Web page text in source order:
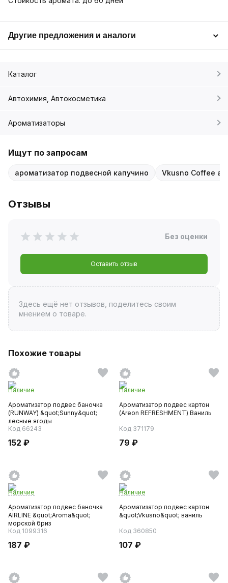
Другие предложения и аналоги
Каталог
Автохимия, Автокосметика
Ароматизаторы
Ищут по запросам
ароматизатор подвесной капучино Vkusno Coffee
Отзывы
Без оценки
Оставить отзыв
Здесь ещё нет отзывов, поделитесь своим
мнением о товаре.
Похожие товары
Наличие
Ароматизатор подвес баночка
(RUNWAY) &quot;Sunny&quot;
лесные ягоды
Код 66243
152 ₽
Наличие
Ароматизатор подвес картон
(Areon REFRESHMENT) Ваниль
Код 371179
79 ₽
Наличие
Ароматизатор подвес баночка
AIRLINE &quot;Aroma&quot;
морской бриз
Код 1099316
187 ₽
Наличие
Ароматизатор подвес картон
&quot;Vkusno&quot; ваниль
Код 360850
107 ₽